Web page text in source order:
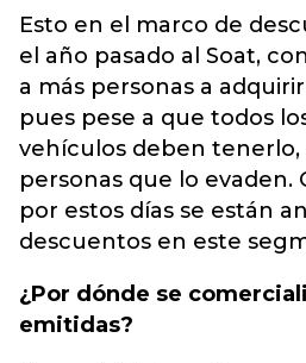
Esto en el marco de
el año pasado al Soat,
a más personas a
pues pese a que todos
vehículos deben tenerlo,
personas que lo evaden.
por estos días se están
descuentos en este
¿Por dónde se
emitidas?